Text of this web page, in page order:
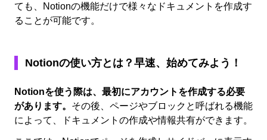
ても、Notionの機能だけで様々なドキュメントを作成す
ることが可能です。
Notionの使い方とは？早速、始めてみよう！
Notionを使う際は、最初にアカウントを作成する必要
があります。 その後、ページやブロックと呼ばれる機能
によって、ドキュメントの作成や情報共有ができます。